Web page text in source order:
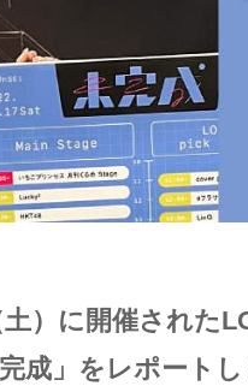
土）に開催された
成」をレポート